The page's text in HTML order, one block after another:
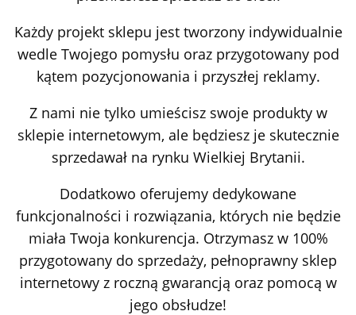
Każdy projekt sklepu jest tworzony indywidualnie
wedle Twojego pomysłu oraz przygotowany pod
kątem pozycjonowania i przyszłej reklamy.
Z nami nie tylko umieścisz swoje produkty w
sklepie internetowym, ale będziesz je skutecznie
sprzedawał na rynku Wielkiej Brytanii.
Dodatkowo oferujemy dedykowane
funkcjonalności i rozwiązania, których nie będzie
miała Twoja konkurencja. Otrzymasz w 100%
przygotowany do sprzedaży, pełnoprawny sklep
internetowy z roczną gwarancją oraz pomocą w
jego obsłudze!